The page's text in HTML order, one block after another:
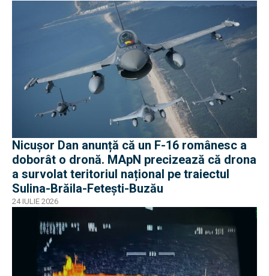
Nicușor Dan anunță că un F-16 românesc a
doborât o dronă. MApN precizează că drona
a survolat teritoriul național pe traiectul
Sulina-Brăila-Fetești-Buzău
24 IULIE 2026